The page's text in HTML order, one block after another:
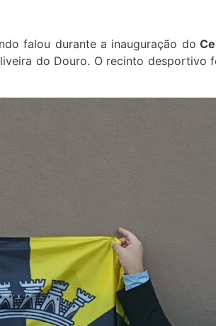
falou durante a inauguração do
do Douro. O recinto desportivo